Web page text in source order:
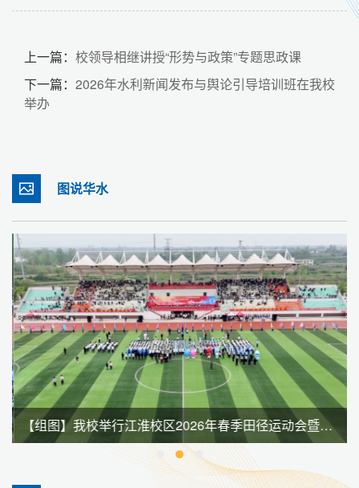
上一篇： 校领导相继讲授“形势与政策”专题思政课
下一篇： 2026年水利新闻发布与舆论引导培训班在我校
举办
图说华水
【组图】我校举行江淮校区2026年春季田径运动会暨全民健身大会